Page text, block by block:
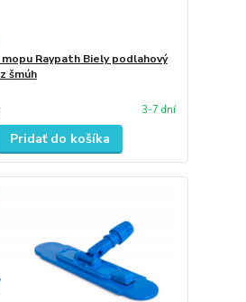
Raypath Biely podlahový
šmúh
3-7 dní
Pridať do košíka